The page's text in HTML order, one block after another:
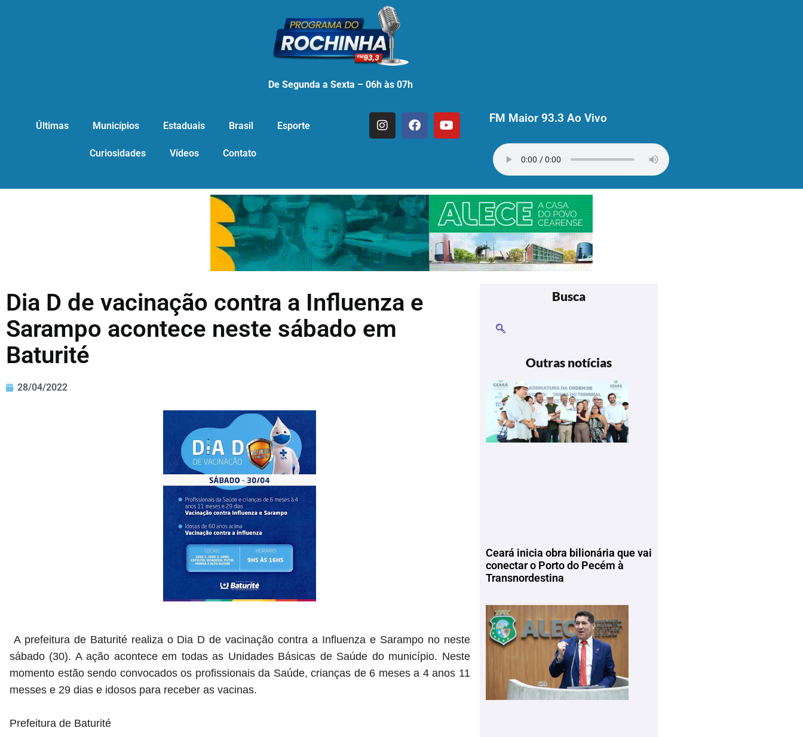
De Segunda a Sexta – 06h às 07h
Últimas Municípios Estaduais Brasil Esporte
Curiosidades Vídeos Contato
FM Maior 93.3 Ao Vivo
Dia D de vacinação contra a Influenza e
Sarampo acontece neste sábado em
Baturité
28/04/2022
A prefeitura de Baturité realiza o Dia D de vacinação contra a Influenza e Sarampo no neste
sábado (30). A ação acontece em todas as Unidades Básicas de Saúde do município. Neste
momento estão sendo convocados os profissionais da Saúde, crianças de 6 meses a 4 anos 11
messes e 29 dias e idosos para receber as vacinas.
Prefeitura de Baturité
Busca
Outras notícias
Ceará inicia obra bilionária que vai
conectar o Porto do Pecém à
Transnordestina